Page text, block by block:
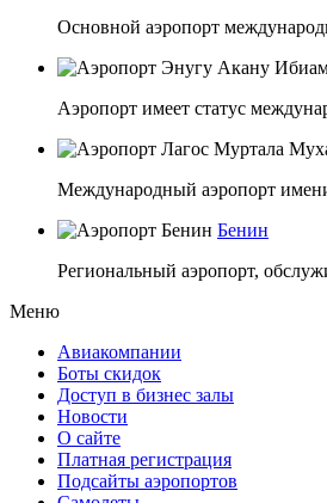
Основной аэропорт
Аэропорт имеет статус
Международный аэропорт
Бенин
Региональный аэропорт,
Меню
Авиакомпании
Боты скидок
Доступ в бизнес залы
Новости
О сайте
Платная регистрация
Подсайты аэропортов